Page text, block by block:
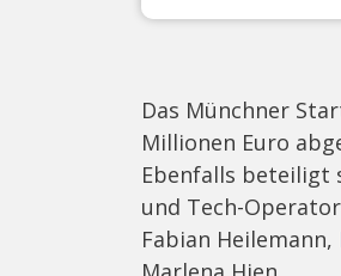
Das Münchner
Millionen Euro
Ebenfalls beteiligt
und Tech-
Fabian Heilemann,